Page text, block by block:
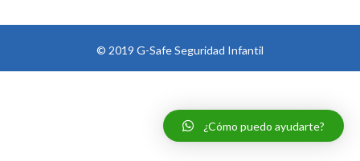
© 2019 G-Safe Seguridad Infantil
¿Cómo puedo ayudarte?